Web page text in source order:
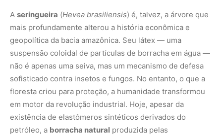
A seringueira (Hevea brasiliensis) é, talvez, a árvore que
mais profundamente alterou a história econômica e
geopolítica da bacia amazônica. Seu látex — uma
suspensão coloidal de partículas de borracha em água —
não é apenas uma seiva, mas um mecanismo de defesa
sofisticado contra insetos e fungos. No entanto, o que a
floresta criou para proteção, a humanidade transformou
em motor da revolução industrial. Hoje, apesar da
existência de elastômeros sintéticos derivados do
petróleo, a borracha natural produzida pelas